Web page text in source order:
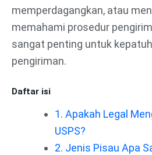
memperdagangkan, atau
memahami prosedur
sangat penting untuk
pengiriman.
Daftar isi
1. Apakah Legal
USPS?
2. Jenis Pisau Apa